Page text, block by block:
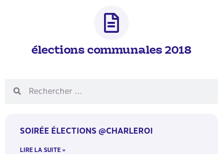
élections communales 2018
SOIRÉE ÉLECTIONS @CHARLEROI
LIRE LA SUITE »